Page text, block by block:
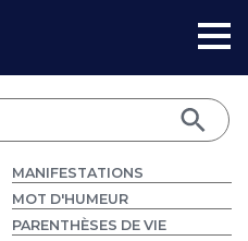
MANIFESTATIONS
MOT D'HUMEUR
PARENTHÈSES DE VIE